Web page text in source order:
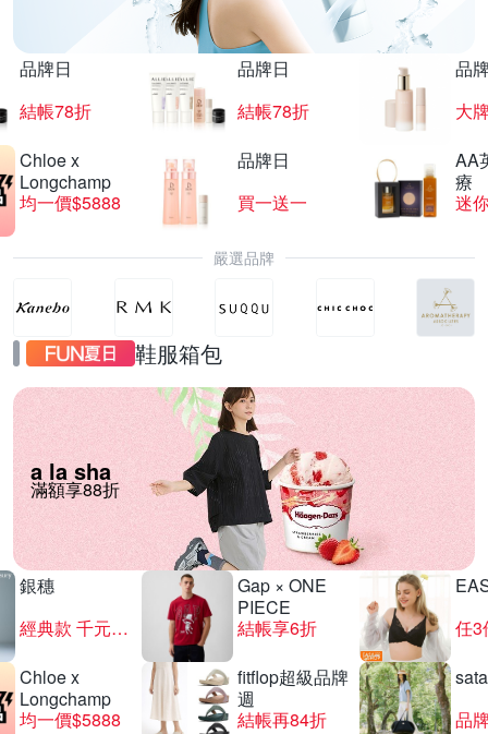
品牌日
結帳78折
品牌日
結帳78折
品
大
Chloe x
Longchamp
均一價$5888
品牌日
買一送一
AA
療
嚴選品牌
鞋服箱包
a la sha
滿額享88折
銀穗
經典款 千元有找
Gap × ONE
PIECE
結帳享6折
任3
Chloe x
Longchamp
均一價$5888
fitflop超級品牌
週
結帳再84折
品